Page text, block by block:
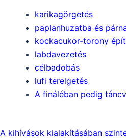
karikagörgetés
paplanhuzatba és
kockacukor-torony
labdavezetés
célbadobás
lufi terelgetés
A fináléban pedig
A kihívások kialakításában